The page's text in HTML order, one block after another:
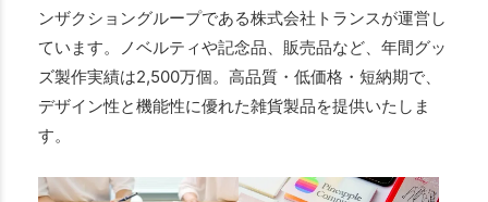
ンザクショングループである株式会社トランスが運営し
ています。ノベルティや記念品、販売品など、年間グッ
ズ製作実績は2,500万個。高品質・低価格・短納期で、
デザイン性と機能性に優れた雑貨製品を提供いたしま
す。